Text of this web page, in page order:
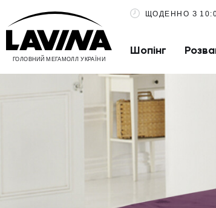
ГОЛОВНИЙ МЕГАМОЛЛ УКРАЇНИ
ЩОДЕННО З
Шопінг